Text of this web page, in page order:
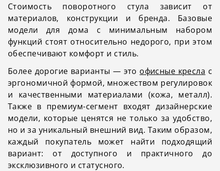
Стоимость поворотного стула зависит от
материалов, конструкции и бренда. Базовые
модели для дома с минимальным набором
функций стоят относительно недорого, при этом
обеспечивают комфорт и стиль.
Более дорогие варианты — это офисные кресла с
эргономичной формой, множеством регулировок
и качественными материалами (кожа, металл).
Также в премиум-сегмент входят дизайнерские
модели, которые ценятся не только за удобство,
но и за уникальный внешний вид. Таким образом,
каждый покупатель может найти подходящий
вариант: от доступного и практичного до
эксклюзивного и статусного.